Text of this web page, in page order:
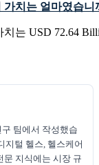
가치는 얼마였습니
는 USD 72.64
팀에서 작성했습
지털 헬스, 헬스케어
문 지식에는 시장 규